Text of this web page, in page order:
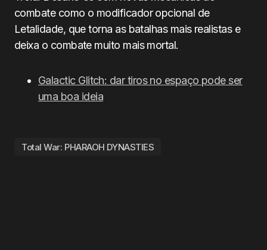
combate como o modificador opcional de
Letalidade, que torna as batalhas mais realistas e
deixa o combate muito mais mortal.
Galactic Glitch: dar tiros no espaço pode ser
uma boa ideia
Total War: PHARAOH DYNASTIES